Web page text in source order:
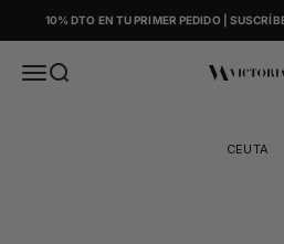
10% DTO EN TU PRIMER PEDIDO |
MenuSearch Victoria
CEUTA